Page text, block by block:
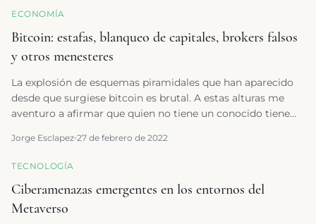
lo que más engrandece a uno de esos hackers míticos es
disciplinas tecnológicas. Y me dio todo en mi vida
profesional. ” Chema Alonso
ECONOMÍA
Bitcoin: estafas, blanqueo de capitales, brokers falsos
y otros menesteres
La explosión de esquemas piramidales que han aparecido
desde que surgiese bitcoin es brutal. A estas alturas me
aventuro a afirmar que quien no tiene un conocido tiene
Jorge Esclapez 27 de febrero de 2022
TECNOLOGÍA
Ciberamenazas emergentes en los entornos del
Metaverso